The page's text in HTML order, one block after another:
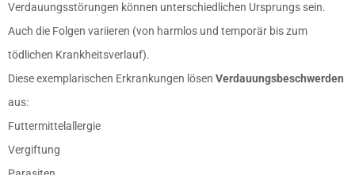
Verdauungsstörungen können unterschiedlichen Ursprungs sein.
Auch die Folgen variieren (von harmlos und temporär bis zum
tödlichen Krankheitsverlauf).
Diese exemplarischen Erkrankungen lösen Verdauungsbeschwerden
aus:
Futtermittelallergie
Vergiftung